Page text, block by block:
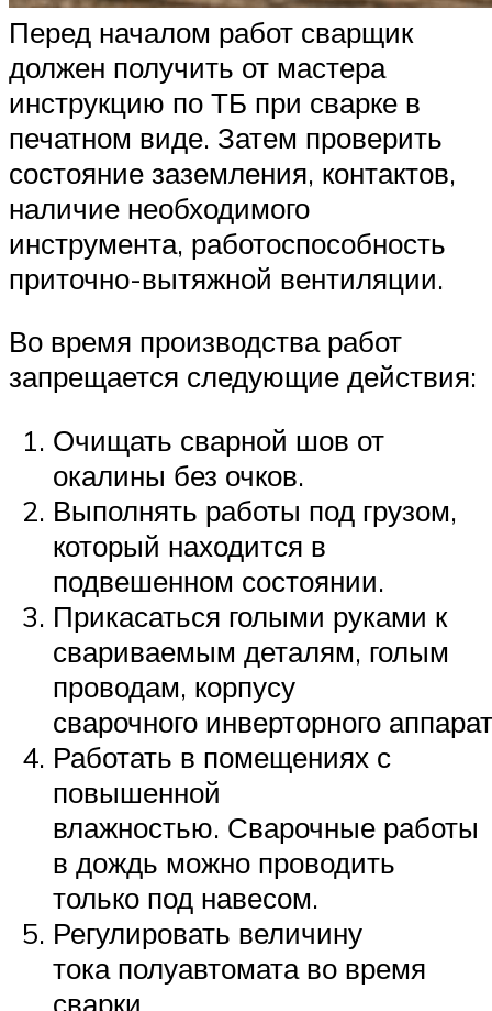
Перед началом работ сварщик
должен получить от мастера
инструкцию по ТБ при сварке в
печатном виде. Затем проверить
состояние заземления, контактов,
наличие необходимого
инструмента, работоспособность
приточно-вытяжной вентиляции.
Во время производства работ
запрещается следующие действия:
Очищать сварной шов от
окалины без очков.
Выполнять работы под грузом,
который находится в
подвешенном состоянии.
Прикасаться голыми руками к
свариваемым деталям, голым
проводам, корпусу
сварочного инверторного
Работать в помещениях с
повышенной
влажностью. Сварочные работы
в дождь можно проводить
только под навесом.
Регулировать величину
тока полуавтомата во время
сварки.